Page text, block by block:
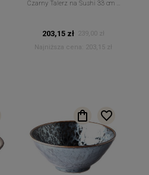
Czarny Talerz na Sushi 33 cm x
203,15 zł 239,00 zł
Najniższa cena:
203,15 zł